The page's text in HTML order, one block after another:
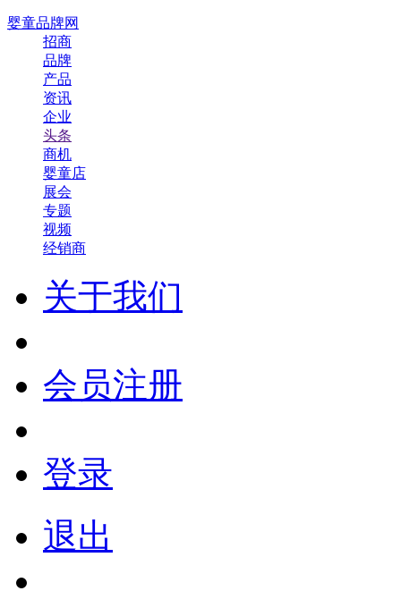
婴童品牌网
招商
品牌
产品
资讯
企业
头条
商机
婴童店
展会
专题
视频
经销商
关于我们
会员注册
登录
退出